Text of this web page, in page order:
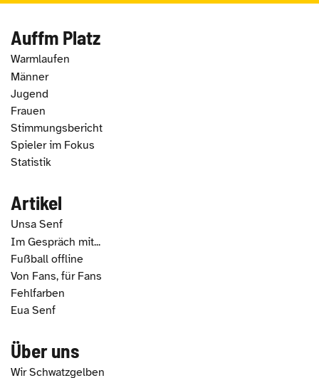
Auffm Platz
Warmlaufen
Männer
Jugend
Frauen
Stimmungsbericht
Spieler im Fokus
Statistik
Artikel
Unsa Senf
Im Gespräch mit...
Fußball offline
Von Fans, für Fans
Fehlfarben
Eua Senf
Über uns
Wir Schwatzgelben